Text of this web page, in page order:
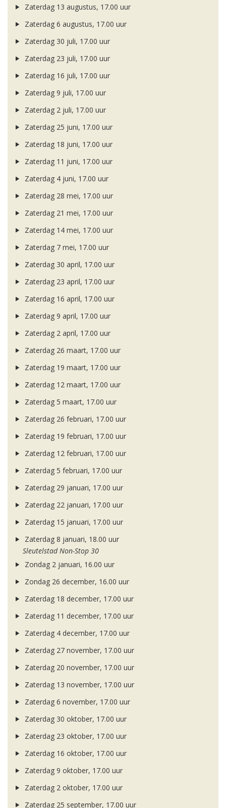
Zaterdag 13 augustus, 17.00 uur
Zaterdag 6 augustus, 17.00 uur
Zaterdag 30 juli, 17.00 uur
Zaterdag 23 juli, 17.00 uur
Zaterdag 16 juli, 17.00 uur
Zaterdag 9 juli, 17.00 uur
Zaterdag 2 juli, 17.00 uur
Zaterdag 25 juni, 17.00 uur
Zaterdag 18 juni, 17.00 uur
Zaterdag 11 juni, 17.00 uur
Zaterdag 4 juni, 17.00 uur
Zaterdag 28 mei, 17.00 uur
Zaterdag 21 mei, 17.00 uur
Zaterdag 14 mei, 17.00 uur
Zaterdag 7 mei, 17.00 uur
Zaterdag 30 april, 17.00 uur
Zaterdag 23 april, 17.00 uur
Zaterdag 16 april, 17.00 uur
Zaterdag 9 april, 17.00 uur
Zaterdag 2 april, 17.00 uur
Zaterdag 26 maart, 17.00 uur
Zaterdag 19 maart, 17.00 uur
Zaterdag 12 maart, 17.00 uur
Zaterdag 5 maart, 17.00 uur
Zaterdag 26 februari, 17.00 uur
Zaterdag 19 februari, 17.00 uur
Zaterdag 12 februari, 17.00 uur
Zaterdag 5 februari, 17.00 uur
Zaterdag 29 januari, 17.00 uur
Zaterdag 22 januari, 17.00 uur
Zaterdag 15 januari, 17.00 uur
Zaterdag 8 januari, 18.00 uur
Sleutelstad Non-Stop 30
Zondag 2 januari, 16.00 uur
Zondag 26 december, 16.00 uur
Zaterdag 18 december, 17.00 uur
Zaterdag 11 december, 17.00 uur
Zaterdag 4 december, 17.00 uur
Zaterdag 27 november, 17.00 uur
Zaterdag 20 november, 17.00 uur
Zaterdag 13 november, 17.00 uur
Zaterdag 6 november, 17.00 uur
Zaterdag 30 oktober, 17.00 uur
Zaterdag 23 oktober, 17.00 uur
Zaterdag 16 oktober, 17.00 uur
Zaterdag 9 oktober, 17.00 uur
Zaterdag 2 oktober, 17.00 uur
Zaterdag 25 september, 17.00 uur